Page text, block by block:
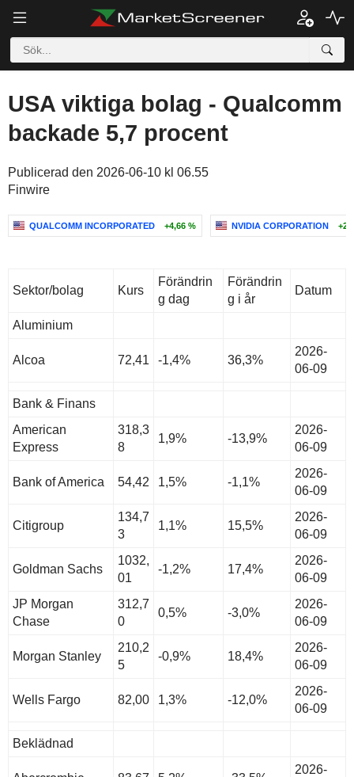
USA viktiga bolag - Qualcomm
backade 5,7 procent
Publicerad den 2026-06-10 kl 06.55
Finwire
QUALCOMM INCORPORATED +4,66 % NVIDIA CORPORATION
Sektor/bolag Kurs
Förändrin
g dag
Förändrin
g i år
Datum
Aluminium
Alcoa 72,41 -1,4% 36,3%
2026-
06-09
Bank & Finans
American
Express
318,3
8
1,9% -13,9%
2026-
06-09
Bank of America 54,42 1,5% -1,1%
2026-
06-09
Citigroup
134,7
3
1,1% 15,5%
2026-
06-09
Goldman Sachs
1032,
01
-1,2% 17,4%
2026-
06-09
JP Morgan
Chase
312,7
0
0,5% -3,0%
2026-
06-09
Morgan Stanley
210,2
5
-0,9% 18,4%
2026-
06-09
Wells Fargo 82,00 1,3% -12,0%
2026-
06-09
Beklädnad
2026-